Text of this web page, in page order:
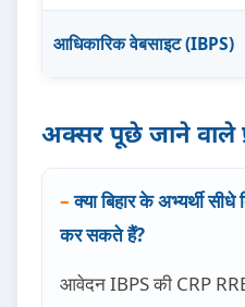
आधिकारिक वेबसाइट (IBPS)
अक्सर पूछे जाने वाले
क्या बिहार के अभ्यर्थी
कर सकते हैं?
आवेदन IBPS की CRP